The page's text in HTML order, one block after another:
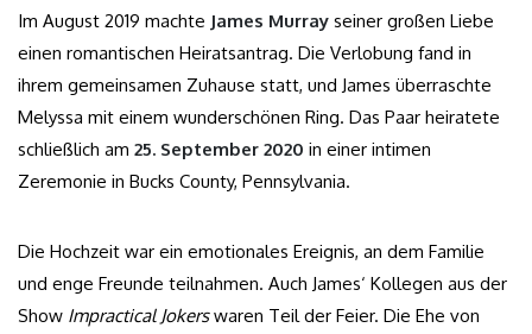
Im August 2019 machte James Murray seiner großen Liebe
einen romantischen Heiratsantrag. Die Verlobung fand in
ihrem gemeinsamen Zuhause statt, und James überraschte
Melyssa mit einem wunderschönen Ring. Das Paar heiratete
schließlich am 25. September 2020 in einer intimen
Zeremonie in Bucks County, Pennsylvania.
Die Hochzeit war ein emotionales Ereignis, an dem Familie
und enge Freunde teilnahmen. Auch James‘ Kollegen aus der
Show Impractical Jokerswaren Teil der Feier. Die Ehe von